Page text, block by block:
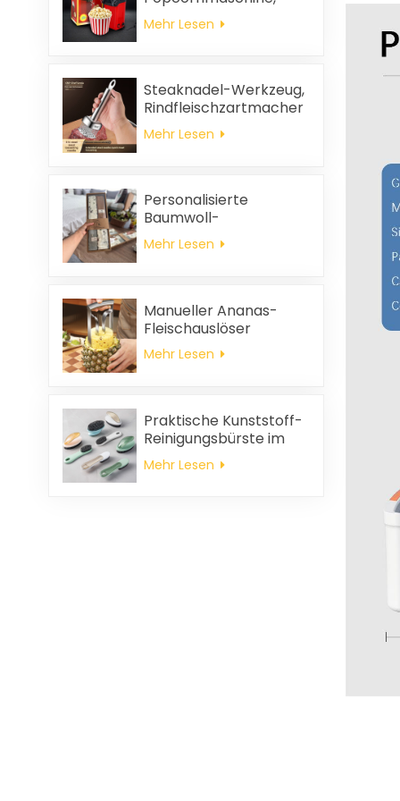
tragbare
Popcornmaschine für
Mehr Lesen
Steaknadel-Werkzeug,
Rindfleischzartmacher
Mehr Lesen
Personalisierte
Baumwoll-
Hochzeitsgeschenke
und
Servietten und
Putzlappen-
Mehr Lesen
Manueller Ananas-
Fleischauslöser
Mehr Lesen
Praktische Kunststoff-
Reinigungsbürste im
Großhandel
Mehr Lesen